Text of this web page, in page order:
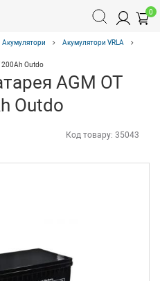
0
Акумулятори
Акумулятори VRLA
200Ah Outdo
AGM OT
Outdo
Код товару: 35043